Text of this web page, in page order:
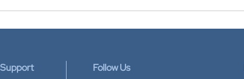
Support Follow Us